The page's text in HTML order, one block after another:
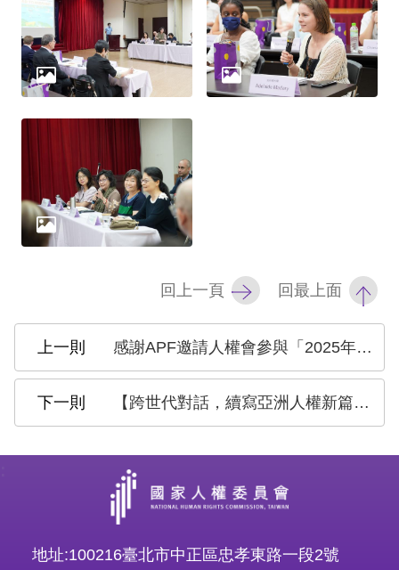
私
權
保
護
政
府
資
開
回上一頁 回最上面
感謝APF邀請人權會參與「2025年國家人權機構防制酷刑工作坊」
【跨世代對話，續寫亞洲人權新篇章！#2025亞洲人權跨世代對話論壇 開放報名】
地址:100216臺北市中正區忠孝東路一段2號